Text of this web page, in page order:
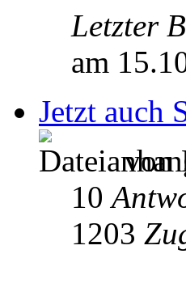
Letzter
am
Jetzt auch
von
10
1203